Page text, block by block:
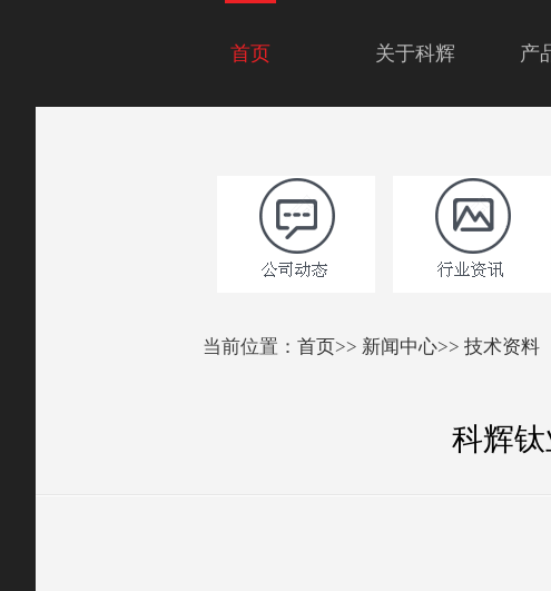
首页 关于科辉 产
当前位置： 首页>> 新闻中心>> 技术资料
科辉